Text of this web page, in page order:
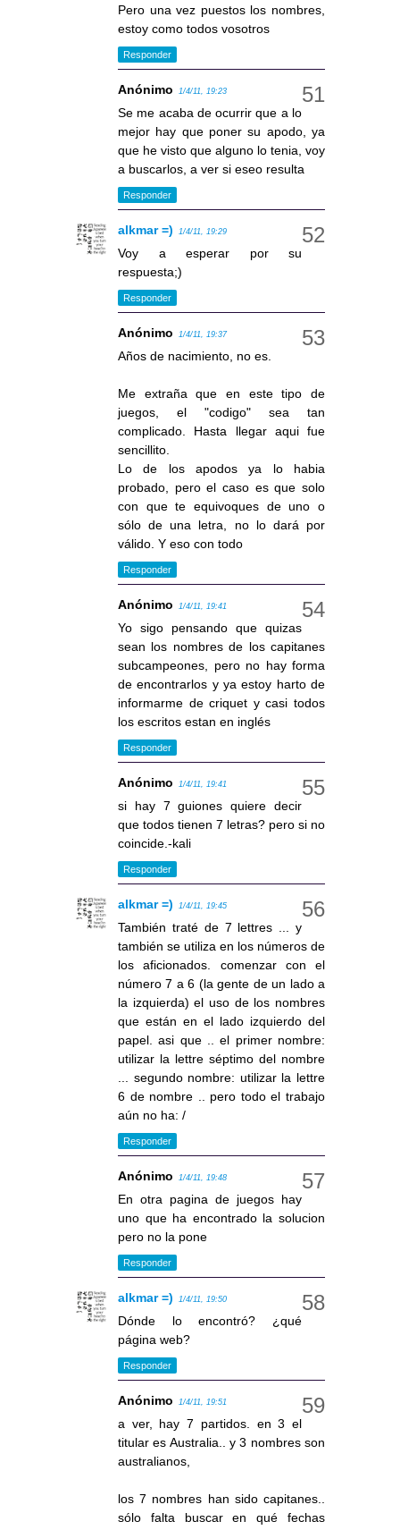
Pero una vez puestos los nombres,
estoy como todos vosotros
Responder
Anónimo 1/4/11, 19:23
Se me acaba de ocurrir que a lo
mejor hay que poner su apodo, ya
que he visto que alguno lo tenia, voy
a buscarlos, a ver si eseo resulta
Responder
alkmar =) 1/4/11, 19:29
Voy a esperar por su
respuesta;)
Responder
Anónimo 1/4/11, 19:37
Años de nacimiento, no es.
Me extraña que en este tipo de
juegos, el "codigo" sea tan
complicado. Hasta llegar aqui fue
sencillito.
Lo de los apodos ya lo habia
probado, pero el caso es que solo
con que te equivoques de uno o
sólo de una letra, no lo dará por
válido. Y eso con todo
Responder
Anónimo 1/4/11, 19:41
Yo sigo pensando que quizas
sean los nombres de los capitanes
subcampeones, pero no hay forma
de encontrarlos y ya estoy harto de
informarme de criquet y casi todos
los escritos estan en inglés
Responder
Anónimo 1/4/11, 19:41
si hay 7 guiones quiere decir
que todos tienen 7 letras? pero si no
coincide.-kali
Responder
alkmar =) 1/4/11, 19:45
También traté de 7 lettres ... y
también se utiliza en los números de
los aficionados. comenzar con el
número 7 a 6 (la gente de un lado a
la izquierda) el uso de los nombres
que están en el lado izquierdo del
papel. asi que .. el primer nombre:
utilizar la lettre séptimo del nombre
... segundo nombre: utilizar la lettre
6 de nombre .. pero todo el trabajo
aún no ha: /
Responder
Anónimo 1/4/11, 19:48
En otra pagina de juegos hay
uno que ha encontrado la solucion
pero no la pone
Responder
alkmar =) 1/4/11, 19:50
Dónde lo encontró? ¿qué
página web?
Responder
Anónimo 1/4/11, 19:51
a ver, hay 7 partidos. en 3 el
titular es Australia.. y 3 nombres son
australianos,
los 7 nombres han sido capitanes..
sólo falta buscar en qué fechas